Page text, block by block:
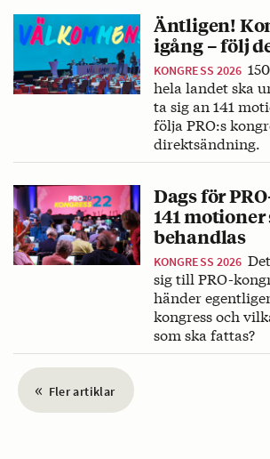
Äntligen!
igång – följ
KONGRESS 2026
hela landet ska
ta sig an 141
följa PRO:s
direktsändning.
Dags för
141 motioner
behandlas
KONGRESS 2026
sig till PRO-
händer
kongress och
som ska fattas?
« Fler artiklar